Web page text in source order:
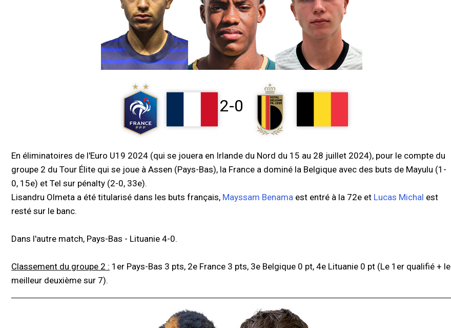
2-0
En éliminatoires de l'Euro U19 2024 (qui se jouera en Irlande du Nord du 15 au 28 juillet 2024), pour le compte du
groupe 2 du Tour Élite qui se joue à Assen (Pays-Bas), la France a dominé la Belgique avec des buts de Mayulu (1-
0, 15e) et Tel sur pénalty (2-0, 33e).
Lisandru Olmeta a été titularisé dans les buts français, Mayssam Benama est entré à la 72e et Lucas Michal est
resté sur le banc.
Dans l'autre match, Pays-Bas - Lituanie 4-0.
Classement du groupe 2 : 1er Pays-Bas 3 pts, 2e France 3 pts, 3e Belgique 0 pt, 4e Lituanie 0 pt (Le 1er qualifié + le
meilleur deuxième sur 7).